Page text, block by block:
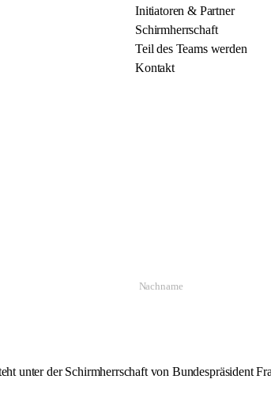
Initiatoren & Partner
Schirmherrschaft
Teil des Teams werden
Kontakt
unter der Schirmherrschaft von Bundespräsident